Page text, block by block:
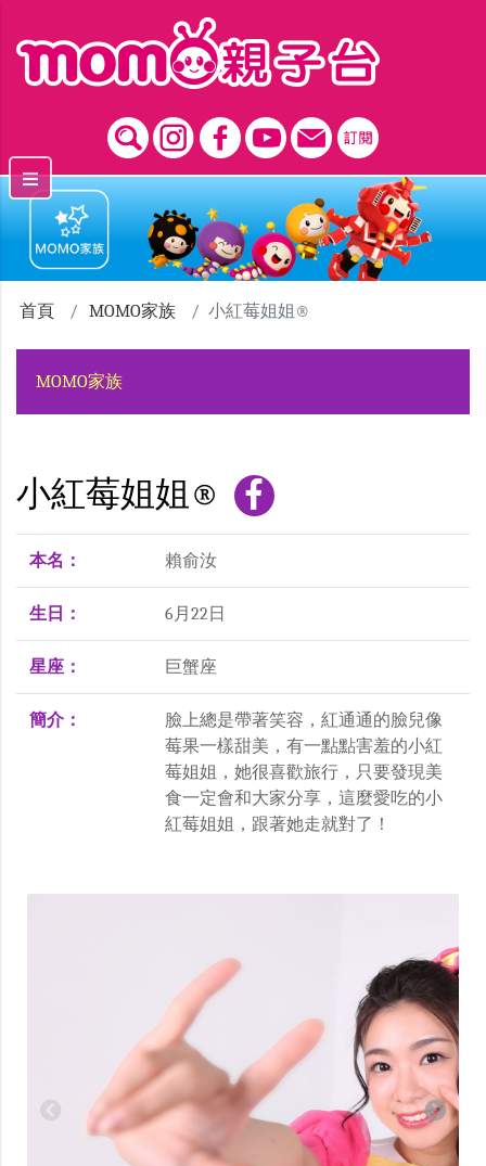
首頁 MOMO家族 小紅莓姐姐®
MOMO家族
小紅莓姐姐®
本名： 賴俞汝
生日： 6月22日
星座： 巨蟹座
簡介：
臉上總是帶著笑容，紅通通的臉兒像
莓果一樣甜美，有一點點害羞的小紅
莓姐姐，她很喜歡旅行，只要發現美
食一定會和大家分享，這麼愛吃的小
紅莓姐姐，跟著她走就對了！